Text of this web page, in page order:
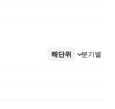
해단위 분기별
더보기